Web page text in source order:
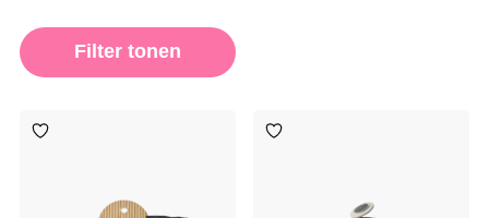
Filter tonen
Toevoegen
aan
Toevoegen
aan